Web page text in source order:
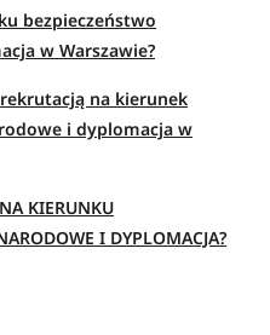
bezpieczeństwo
w Warszawie?
na kierunek
i dyplomacja w
KIERUNKU
I DYPLOMACJA?